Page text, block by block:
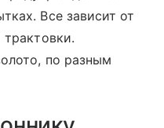
Все зависит от
трактовки.
по разным